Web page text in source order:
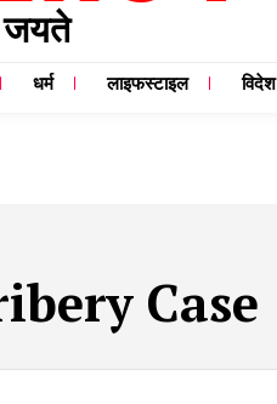
धर्म लाइफस्टाइल विदेश
Case